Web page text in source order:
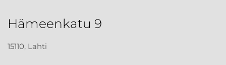
Hämeenkatu 9
15110, Lahti